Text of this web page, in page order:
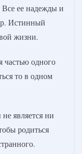
Все ее надежды и
Истинный
жизни.
частью одного
то в одном
является ни
родиться